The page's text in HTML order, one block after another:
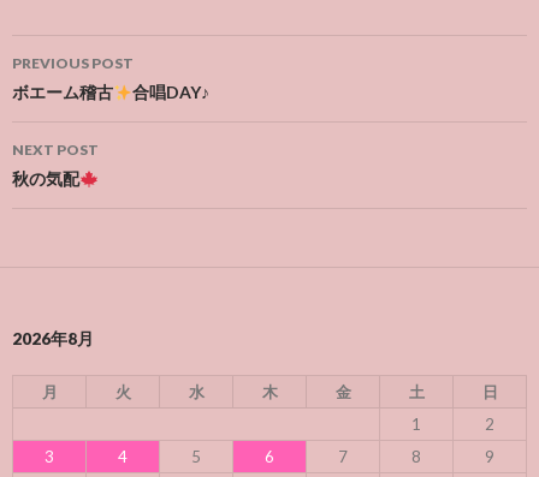
Post
navigation
PREVIOUS POST
ボエーム稽古 合唱DAY♪
NEXT POST
秋の気配
2026年8月
月 火 水 木 金 土
日
1
2
3
4 5 6 7 8
9